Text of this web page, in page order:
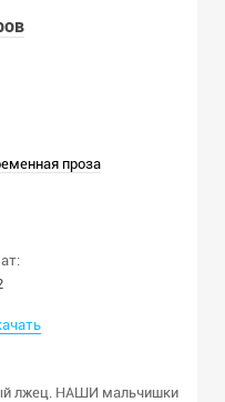
проза
лжец. НАШИ мальчишки